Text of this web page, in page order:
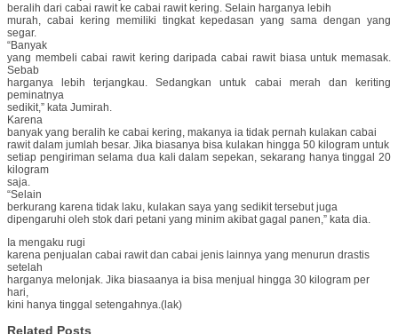
beralih dari cabai rawit ke cabai rawit kering. Selain harganya lebih
murah, cabai kering memiliki tingkat kepedasan yang sama dengan yang
segar.
“Banyak
yang membeli cabai rawit kering daripada cabai rawit biasa untuk memasak.
Sebab
harganya lebih terjangkau. Sedangkan untuk cabai merah dan keriting
peminatnya
sedikit,” kata Jumirah.
Karena
banyak yang beralih ke cabai kering, makanya ia tidak pernah kulakan cabai
rawit dalam jumlah besar. Jika biasanya bisa kulakan hingga 50 kilogram untuk
setiap pengiriman selama dua kali dalam sepekan, sekarang hanya tinggal 20
kilogram
saja.
“Selain
berkurang karena tidak laku, kulakan saya yang sedikit tersebut juga
dipengaruhi oleh stok dari petani yang minim akibat gagal panen,” kata dia.
Ia mengaku rugi
karena penjualan cabai rawit dan cabai jenis lainnya yang menurun drastis
setelah
harganya melonjak. Jika biasaanya ia bisa menjual hingga 30 kilogram per
hari,
kini hanya tinggal setengahnya.(lak)
Related Posts